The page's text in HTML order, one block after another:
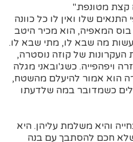
מטונפת."
התנאים שלו ואין לו כל כוונה
בוס המאפיה, הוא מכיר היטב
מה שבא לו, מתי שבא לו.
של קוזה נוסטרה,
ויפהפייה. כשג'ובאני מגלה
הוא אמור להיעלם מהשטח,
כשמדובר במה שלדעתו
והיא משלמת עליהן. היא
חכם להסתבך עם בנה